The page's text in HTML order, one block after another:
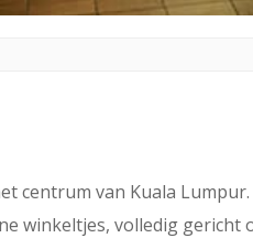
centrum van Kuala
winkeltjes, volledig gericht